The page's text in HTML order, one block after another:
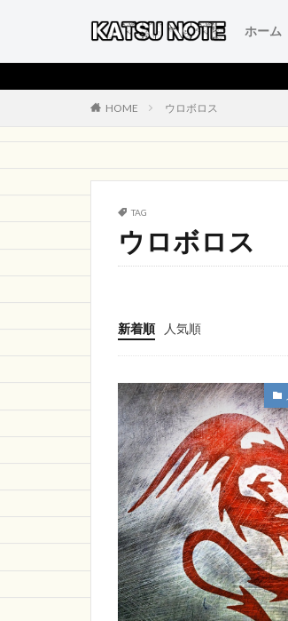
ホーム
HOME ウロボロス
TAG
ウロボロス
新着順 人気順